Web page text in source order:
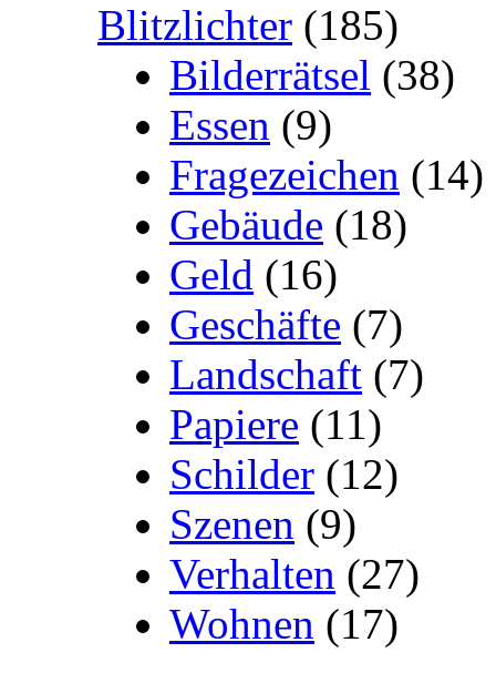
Blitzlichter (185)
Bilderrätsel (38)
Essen (9)
Fragezeichen (14)
Gebäude (18)
Geld (16)
Geschäfte (7)
Landschaft (7)
Papiere (11)
Schilder (12)
Szenen (9)
Verhalten (27)
Wohnen (17)